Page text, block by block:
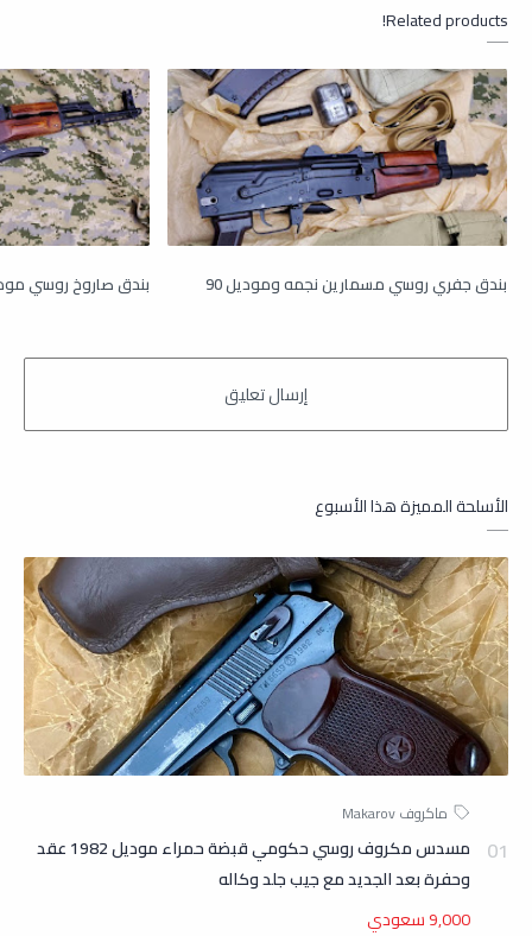
Related products!
بندق جفري روسي مسمارين نجمه وموديل 90 بندق صاروخ روسي موديل 1971
الأسلحة المميزة هذا الأسبوع
مسدس مكروف روسي حكومي قبضة حمراء موديل 1982 عقد
وحفرة بعد الجديد مع جيب جلد وكاله
9,000 سعودي